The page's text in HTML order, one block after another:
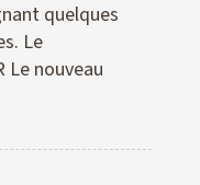
quelques
Le
Le nouveau